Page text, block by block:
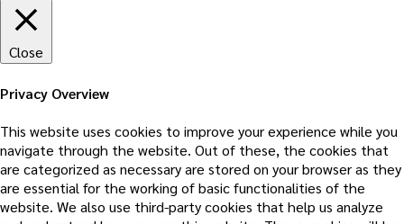
Close
Privacy Overview
This website uses cookies to improve your experience while you
navigate through the website. Out of these, the cookies that
are categorized as necessary are stored on your browser as they
are essential for the working of basic functionalities of the
website. We also use third-party cookies that help us analyze